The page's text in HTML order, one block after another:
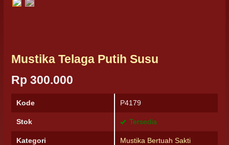
Mustika Telaga Putih Susu
Rp 300.000
Kode P4179
Stok Tersedia
Kategori Mustika Bertuah Sakti